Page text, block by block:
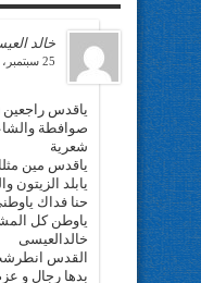
خالد
25 سبتمبر، 2015 في 12:24 م
ياقدس
صوافطة
شعرية
ياقدس مين
يابلد الزيتون
حنا فداك
ياوطن كل
خالدالعيسى
القدس
بدها رجال و